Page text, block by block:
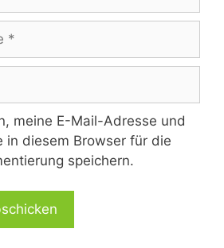
meine E-Mail-Adresse und
in diesem Browser für die
speichern.